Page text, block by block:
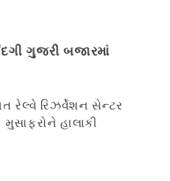
ગુજરી બજારમાં